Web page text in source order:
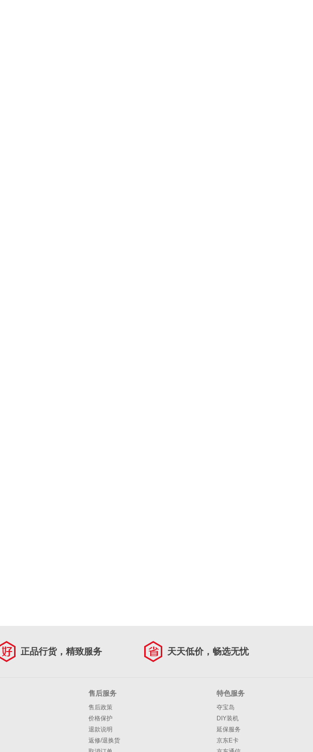
正品行货，精致服务 天天低价，畅选无忧
售后服务
售后政策
价格保护
退款说明
返修/退换货
特色服务
夺宝岛
DIY装机
延保服务
京东E卡